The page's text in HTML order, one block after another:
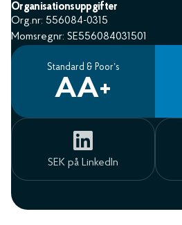
Organisationsuppgifter
Org.nr: 556084-0315
Momsregnr: SE556084031501
Standard & Poor’s
AA+
SEK på LinkedIn